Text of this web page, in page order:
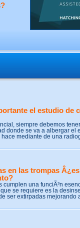
el estudio de
siempre debemos
donde se va a albergar el
mediante de una
en las trompas
cumplen una funciÃ³n
se requiere es la
ser extirpadas mejorando